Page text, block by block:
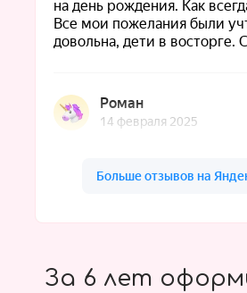
За 6 лет